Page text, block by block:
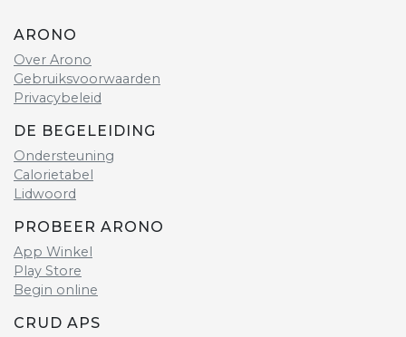
ARONO
Over Arono
Gebruiksvoorwaarden
Privacybeleid
DE BEGELEIDING
Ondersteuning
Calorietabel
Lidwoord
PROBEER ARONO
App Winkel
Play Store
Begin online
CRUD APS